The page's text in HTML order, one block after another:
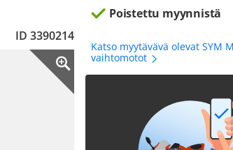
ID 3390214
Poistettu myynnistä
Katso myytävävä olevat SYM
vaihtomotot